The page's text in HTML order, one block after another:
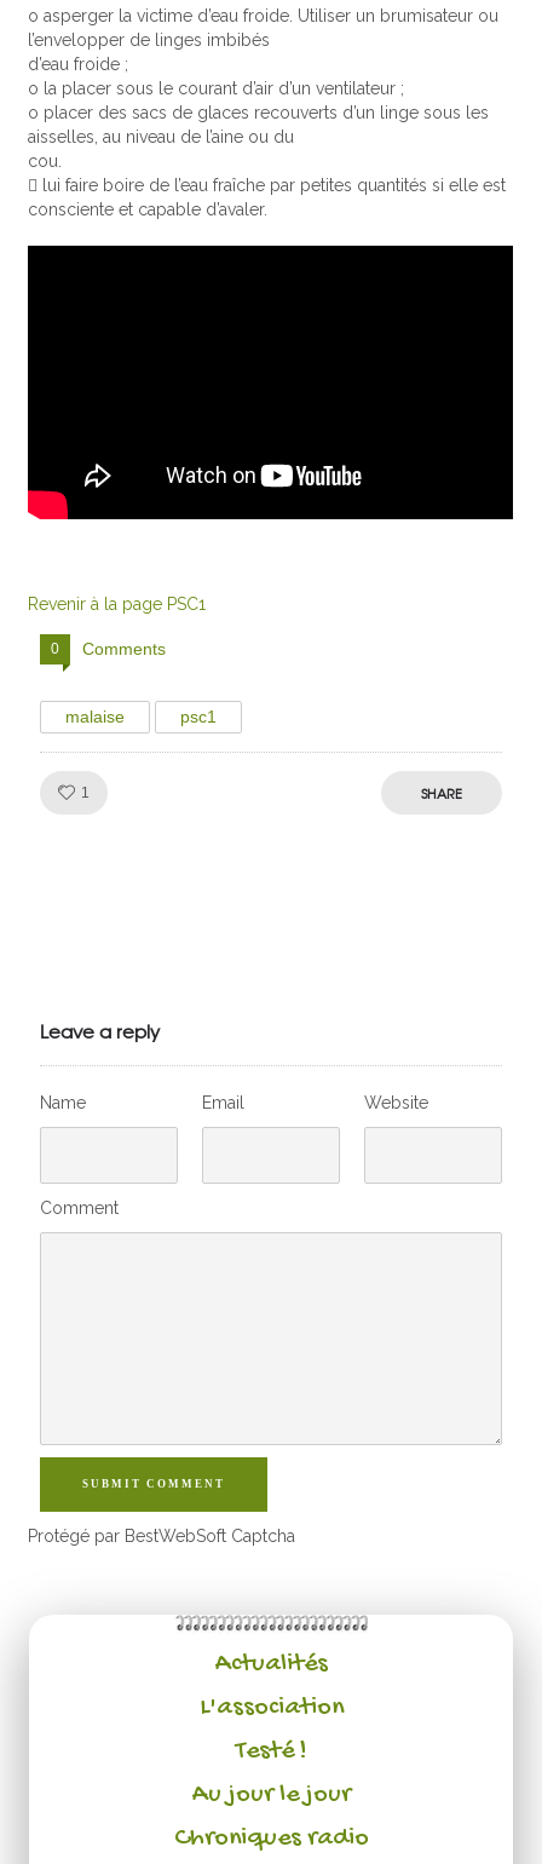
o asperger la victime d’eau froide. Utiliser un brumisateur ou
l’envelopper de linges imbibés
d’eau froide ;
o la placer sous le courant d’air d’un ventilateur ;
o placer des sacs de glaces recouverts d’un linge sous les
aisselles, au niveau de l’aine ou du
cou.
 lui faire boire de l’eau fraîche par petites quantités si elle est
consciente et capable d’avaler.
Revenir à la page PSC1
0 Comments
malaise psc1
1 SHARE
Leave a reply
Name Email Website
Comment
SUBMIT COMMENT
Protégé par BestWebSoft Captcha
Actualités
L'association
Testé !
Au jour le jour
Chroniques radio